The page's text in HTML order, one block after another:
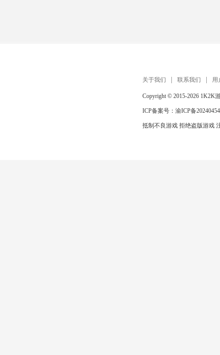
关于我们 联系我们 用
Copyright © 2015-2026 1K2K
ICP备案号： 渝ICP备
抵制不良游戏 拒绝盗版游戏